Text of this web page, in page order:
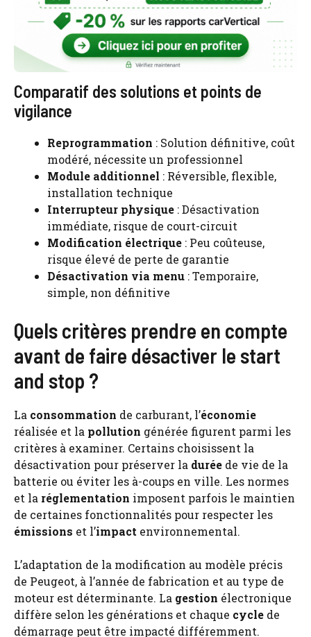
Comparatif des solutions et points de
vigilance
Reprogrammation : Solution définitive, coût
modéré, nécessite un professionnel
Module additionnel : Réversible, flexible,
installation technique
Interrupteur physique : Désactivation
immédiate, risque de court-circuit
Modification électrique : Peu coûteuse,
risque élevé de perte de garantie
Désactivation via menu : Temporaire,
simple, non définitive
Quels critères prendre en compte
avant de faire désactiver le start
and stop ?
La consommation de carburant, l’économie
réalisée et la pollution générée figurent parmi les
critères à examiner. Certains choisissent la
désactivation pour préserver la durée de vie de la
batterie ou éviter les à-coups en ville. Les normes
et la réglementation imposent parfois le maintien
de certaines fonctionnalités pour respecter les
émissions et l’impact environnemental.
L’adaptation de la modification au modèle précis
de Peugeot, à l’année de fabrication et au type de
moteur est déterminante. La gestion électronique
diffère selon les générations et chaque cycle de
démarrage peut être impacté différemment.